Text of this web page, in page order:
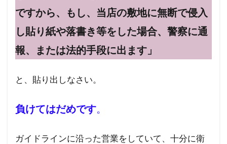
ですから、もし、当店の敷地に無断で侵入
し貼り紙や落書き等をした場合、警察に通
報、または法的手段に出ます」
と、貼り出しなさい。
負けてはだめです。
ガイドラインに沿った営業をしていて、十分に衛